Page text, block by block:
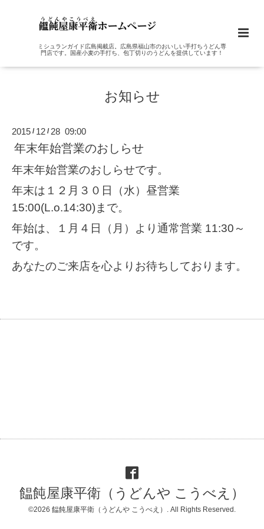
ミシュランガイド広島掲載店。広島県福山市のおいしい手打ちうどん専
門店です。国産小麦の手打ち、包丁切りのうどんを提供しています！
お知らせ
2015 / 12 / 28 09:00
年末年始営業のおしらせ
年末年始営業のおしらせです。
年末は１２月３０日（水）昼営業
15:00(L.o.14:30)まで。
年始は、１月４日（月）より通常営業 11:30～
です。
あなたのご来店を心よりお待ちしております。
饂飩屋康平衛（うどんや こうべえ）
©2026 饂飩屋康平衛（うどんや こうべえ） . All Rights Reserved.